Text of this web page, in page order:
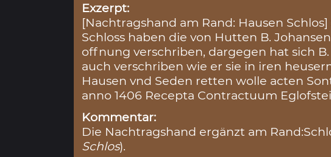
Exzerpt:
[Nachtragshand am Rand: Hausen
Schloss haben die von Hutten B.
offnung verschriben, dargegen hat sich
auch verschriben wie er sie in iren
Hausen vnd Seden retten wolle acten
anno 1406 Recepta Contractuum
Kommentar:
Die Nachtragshand ergänzt am
Schlos).